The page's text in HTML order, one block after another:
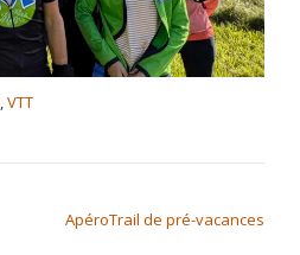
,VTT
ApéroTrail de pré-vacances